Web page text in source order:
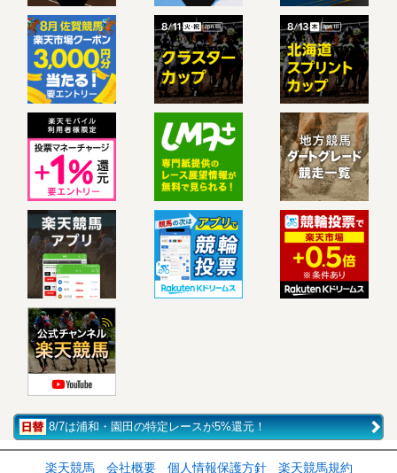
8/7は浦和・園田の特定レースが5%還元！
楽天競馬 会社概要 個人情報保護方針 楽天競馬規約